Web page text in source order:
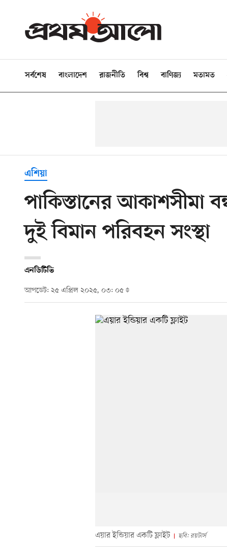
সর্বশেষ বাংলাদেশ রাজনীতি বিশ্ব বাণিজ্য মতামত
এশিয়া
পাকিস্তানের আকাশসীমা
দুই বিমান পরিবহন সংস্থা
এনডিটিভি
আপডেট: ২৫ এপ্রিল ২০২৫, ০৩: ০৫
এয়ার ইন্ডিয়ার একটি ফ্লাইট ছবি: রয়টার্স